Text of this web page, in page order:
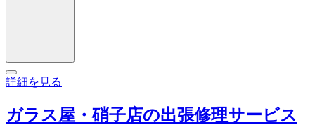
詳細を見る
ガラス屋・硝子店の出張修理サービス